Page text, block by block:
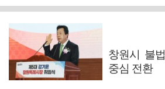
창원시 불
중심 전환